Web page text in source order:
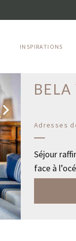
INSPIRATIONS
BELA
Adresses
Séjour
face à